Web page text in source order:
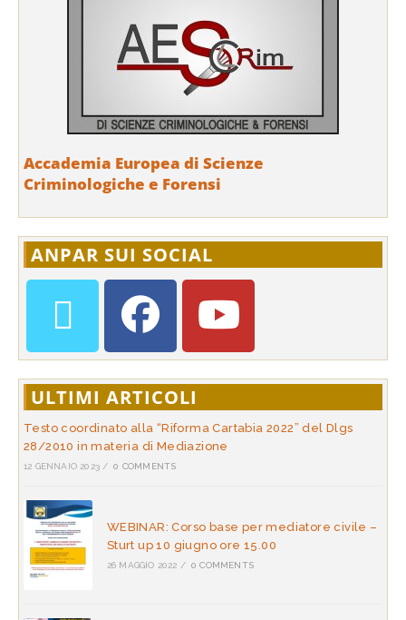
Accademia Europea di Scienze
Criminologiche e Forensi
ANPAR SUI SOCIAL
ULTIMI ARTICOLI
Testo coordinato alla “Riforma Cartabia 2022” del Dlgs
28/2010 in materia di Mediazione
12 GENNAIO 2023 / 0 COMMENTS
WEBINAR: Corso base per mediatore civile –
Sturt up 10 giugno ore 15.00
26 MAGGIO 2022 / 0 COMMENTS